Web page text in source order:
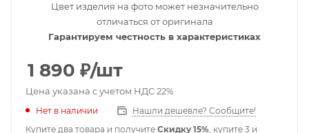
Цвет изделия на фото может незначительно
отличаться от оригинала
Гарантируем честность в характеристиках
1 890 ₽/шт
Цена указана с учетом НДС 22%
Нет в наличии
Нашли дешевле? Сообщите!
Купите два товара и получите Скидку 15%, купите 3 и